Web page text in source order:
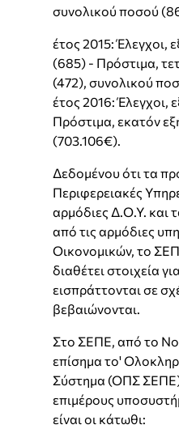
συνολικού ποσού
έτος 2015: Έλεγχοι,
(685) - Πρόστιμα,
(472), συνολικού
έτος 2016: Έλεγχοι,
Πρόστιμα, εκατόν
(703.106€).
Δεδομένου ότι τα
Περιφερειακές
αρμόδιες Δ.Ο.Υ. και
από τις αρμόδιες
Οικονομικών, το
διαθέτει στοιχεία
εισπράττονται σε
βεβαιώνονται.
Στο ΣΕΠΕ, από το
επίσημα το'
Σύστημα (ΟΠΣ
επιμέρους
είναι οι κάτωθι: